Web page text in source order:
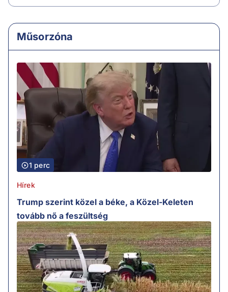
Műsorzóna
1 perc
Hírek
Trump szerint közel a béke, a Közel-Keleten
tovább nő a feszültség